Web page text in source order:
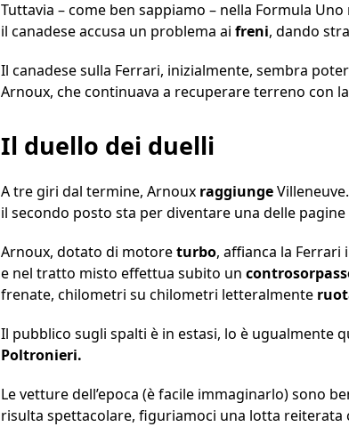
Tuttavia – come ben sappiamo – nella Formula
il canadese accusa un problema ai freni, dando
Il canadese sulla Ferrari, inizialmente, sembra
Arnoux, che continuava a recuperare terreno con
Il duello dei duelli
A tre giri dal termine, Arnoux raggiunge
il secondo posto sta per diventare una delle pagine
Arnoux, dotato di motoreturbo, affianca la Ferrari
e nel tratto misto effettua subito un
frenate, chilometri su chilometri letteralmente
Il pubblico sugli spalti è in estasi, lo è ugualmente
Poltronieri.
Le vetture dell’epoca (è facile immaginarlo) sono
risulta spettacolare, figuriamoci una lotta reiterata